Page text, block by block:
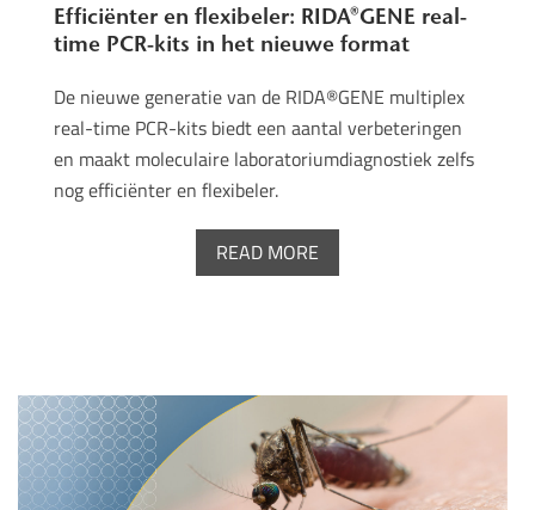
Efficiënter en flexibeler: RIDA®GENE real-
time PCR-kits in het nieuwe format
De nieuwe generatie van de RIDA®GENE multiplex
real-time PCR-kits biedt een aantal verbeteringen
en maakt moleculaire laboratoriumdiagnostiek zelfs
nog efficiënter en flexibeler.
READ MORE